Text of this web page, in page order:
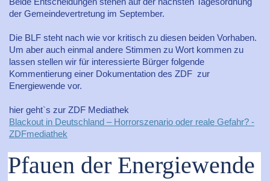
der Gemeindevertretung im September.
Die BLF steht nach wie vor kritisch zu diesen beiden Vorhaben.
Um aber auch einmal andere Stimmen zu Wort kommen zu
lassen stellen wir für interessierte Bürger folgende
Kommentierung einer Dokumentation des ZDF zur
Energiewende vor.
hier geht`s zur ZDF Mediathek
Blackout in Deutschland – Horrorszenario oder reale Gefahr? -
ZDFmediathek
Pfauen der Energiewende